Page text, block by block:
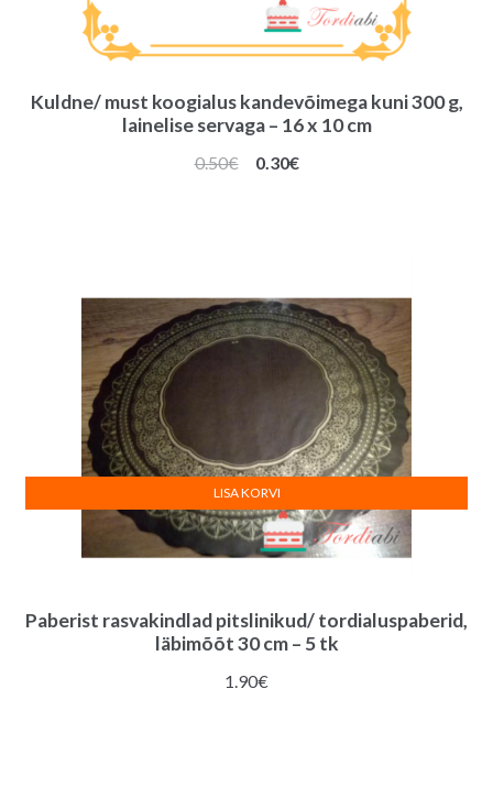
Kuldne/ must koogialus kandevõimega kuni 300 g,
lainelise servaga – 16 x 10 cm
0.50€
Algne
0.30€Praegune
Paberist rasvakindlad pitslinikud/ tordialuspaberid,
läbimõõt 30 cm – 5 tk
1.90€
LISA KORVI